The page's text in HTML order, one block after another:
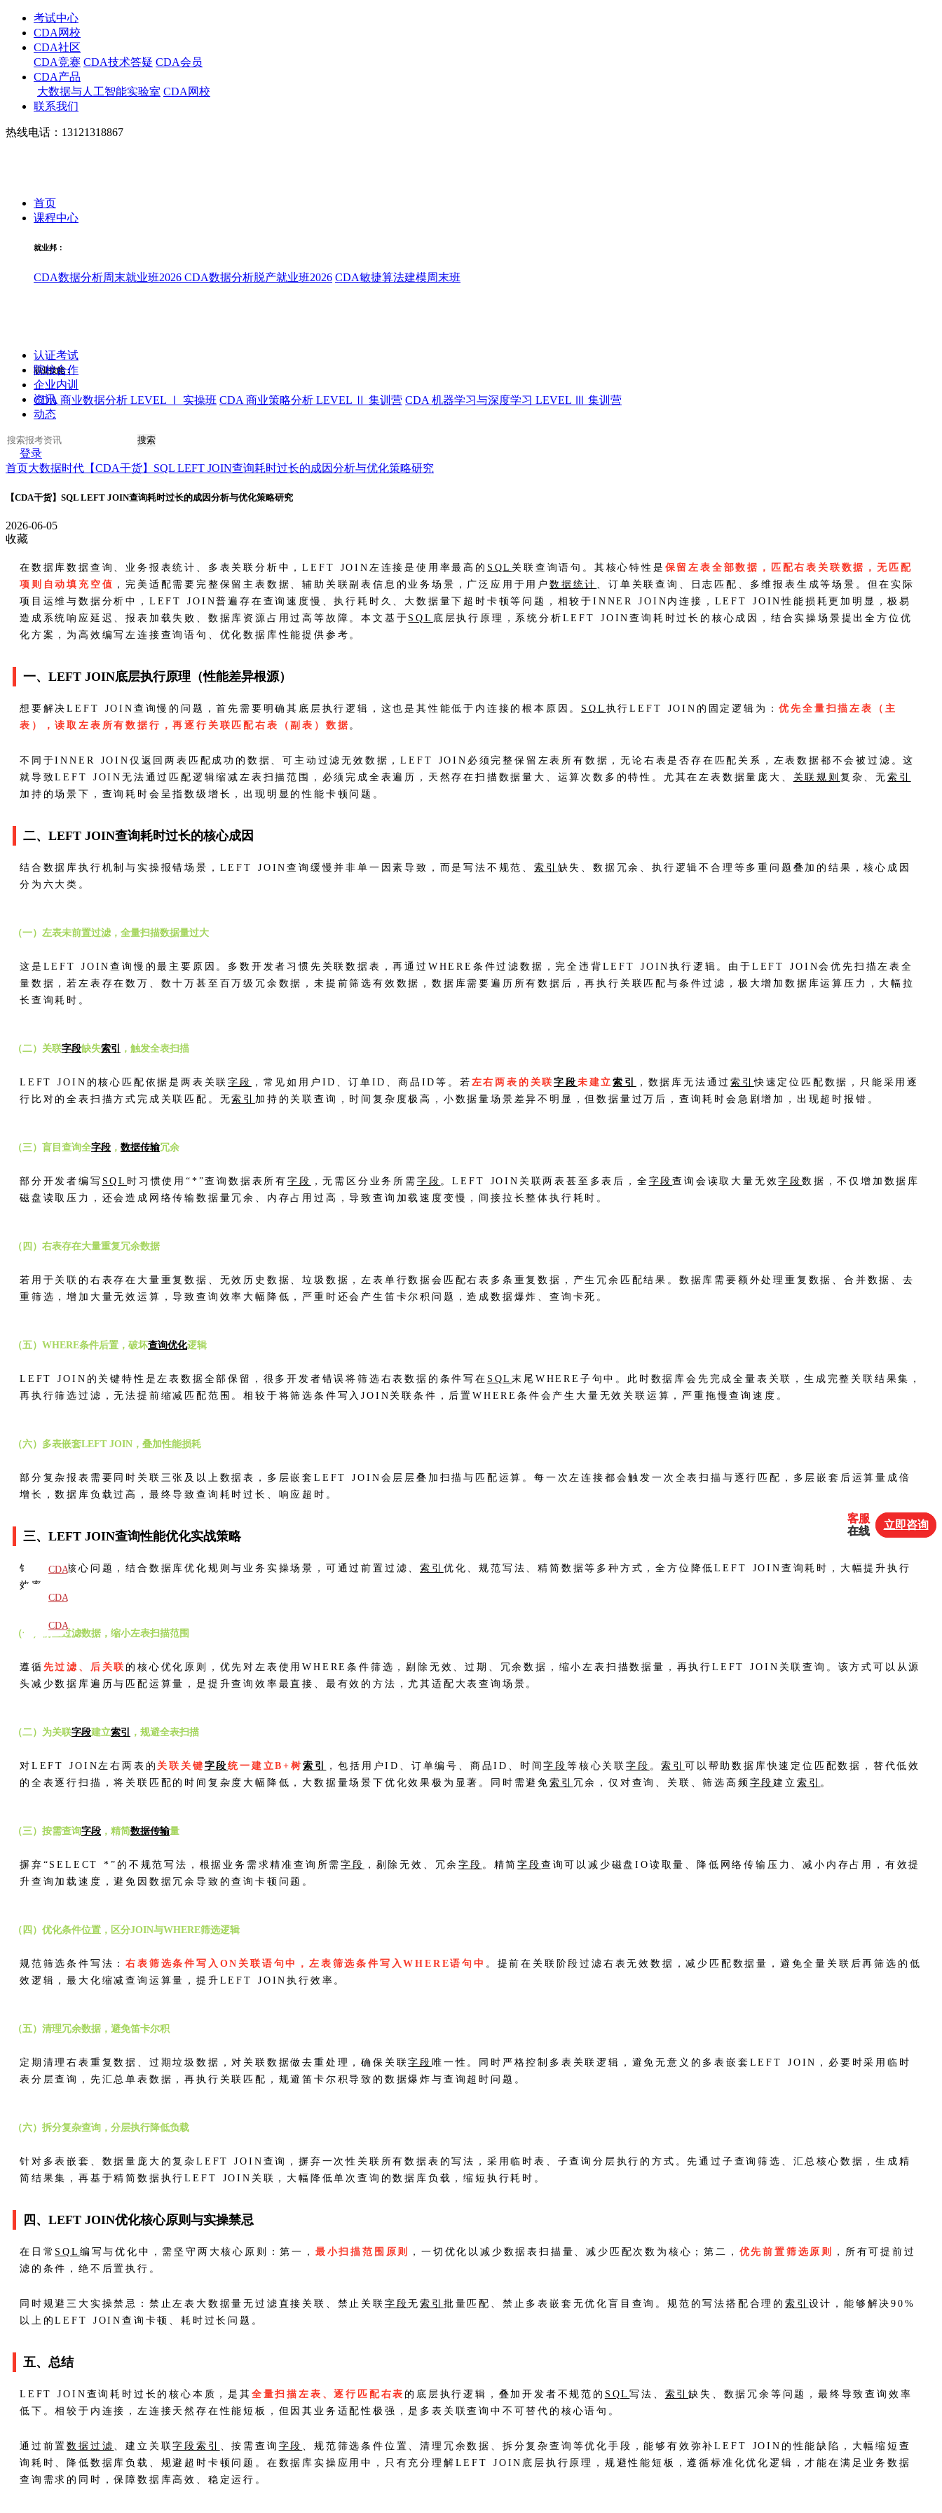
考试中心
CDA网校
CDA社区
CDA竞赛 CDA技术答疑 CDA会员
CDA产品
大数据与人工智能实验室 CDA网校
联系我们
热线电话：13121318867
首页
课程中心
就业邦：
CDA数据分析周末就业班2026 CDA数据分析脱产就业班2026 CDA敏捷算法建模周末班
职业技能：
CDA 商业数据分析 LEVEL Ⅰ 实操班 CDA 商业策略分析 LEVEL Ⅱ 集训营 CDA 机器学习与深度学习 LEVEL Ⅲ 集训营
认证考试
院校合作
企业内训
资讯
动态
搜索
登录
首页大数据时代 【CDA干货】SQL LEFT JOIN查询耗时过长的成因分析与优化策略研究
【CDA干货】SQL LEFT JOIN查询耗时过长的成因分析与优化策略研究
2026-06-05
收藏
在数据库数据查询、业务报表统计、多表关联分析中，LEFT JOIN左连接是使用率最高的 SQL 关联查询语句。其核心特性是 保留左表全部数据，匹配右表关联数据，无匹配
项则自动填充空值 ，完美适配需要完整保留主表数据、辅助关联副表信息的业务场景，广泛应用于用户数据统计 、订单关联查询、日志匹配、多维报表生成等场景。但在实际
项目运维与数据分析中，LEFT JOIN普遍存在查询速度慢、执行耗时久、大数据量下超时卡顿等问题，相较于INNER JOIN内连接，LEFT JOIN性能损耗更加明显，极易
造成系统响应延迟、报表加载失败、数据库资源占用过高等故障。本文基于 SQL 底层执行原理，系统分析LEFT JOIN查询耗时过长的核心成因，结合实操场景提出全方位优
化方案，为高效编写左连接查询语句、优化数据库性能提供参考。
一、LEFT JOIN底层执行原理（性能差异根源）
想要解决LEFT JOIN查询慢的问题，首先需要明确其底层执行逻辑，这也是其性能低于内连接的根本原因。 SQL 执行LEFT JOIN的固定逻辑为：优先全量扫描左表（主
表），读取左表所有数据行，再逐行关联匹配右表（副表）数据。
不同于INNER JOIN仅返回两表匹配成功的数据、可主动过滤无效数据，LEFT JOIN必须完整保留左表所有数据，无论右表是否存在匹配关系，左表数据都不会被过滤。这
就导致LEFT JOIN无法通过匹配逻辑缩减左表扫描范围，必须完成全表遍历，天然存在扫描数据量大、运算次数多的特性。尤其在左表数据量庞大、 关联规则 复杂、无索引
加持的场景下，查询耗时会呈指数级增长，出现明显的性能卡顿问题。
二、LEFT JOIN查询耗时过长的核心成因
结合数据库执行机制与实操报错场景，LEFT JOIN查询缓慢并非单一因素导致，而是写法不规范、 索引 缺失、数据冗余、执行逻辑不合理等多重问题叠加的结果，核心成因
分为六大类。
（一）左表未前置过滤，全量扫描数据量过大
这是LEFT JOIN查询慢的最主要原因。多数开发者习惯先关联数据表，再通过WHERE条件过滤数据，完全违背LEFT JOIN执行逻辑。由于LEFT JOIN会优先扫描左表全
量数据，若左表存在数万、数十万甚至百万级冗余数据，未提前筛选有效数据，数据库需要遍历所有数据后，再执行关联匹配与条件过滤，极大增加数据库运算压力，大幅拉
长查询耗时。
（二）关联字段缺失索引 ，触发全表扫描
LEFT JOIN的核心匹配依据是两表关联字段 ，常见如用户ID、订单ID、商品ID等。若 左右两表的关联字段 未建立索引 ，数据库无法通过索引快速定位匹配数据，只能采用逐
行比对的全表扫描方式完成关联匹配。无索引 加持的关联查询，时间复杂度极高，小数据量场景差异不明显，但数据量过万后，查询耗时会急剧增加，出现超时报错。
（三）盲目查询全字段 ， 数据传输冗余
部分开发者编写 SQL 时习惯使用“*”查询数据表所有字段 ，无需区分业务所需 字段 。LEFT JOIN关联两表甚至多表后，全 字段查询会读取大量无效字段数据，不仅增加数据库
磁盘读取压力，还会造成网络传输数据量冗余、内存占用过高，导致查询加载速度变慢，间接拉长整体执行耗时。
（四）右表存在大量重复冗余数据
若用于关联的右表存在大量重复数据、无效历史数据、垃圾数据，左表单行数据会匹配右表多条重复数据，产生冗余匹配结果。数据库需要额外处理重复数据、合并数据、去
重筛选，增加大量无效运算，导致查询效率大幅降低，严重时还会产生笛卡尔积问题，造成数据爆炸、查询卡死。
（五）WHERE条件后置，破坏查询优化逻辑
LEFT JOIN的关键特性是左表数据全部保留，很多开发者错误将筛选右表数据的条件写在 SQL末尾WHERE子句中。此时数据库会先完成全量表关联，生成完整关联结果集，
再执行筛选过滤，无法提前缩减匹配范围。相较于将筛选条件写入JOIN关联条件，后置WHERE条件会产生大量无效关联运算，严重拖慢查询速度。
（六）多表嵌套LEFT JOIN，叠加性能损耗
部分复杂报表需要同时关联三张及以上数据表，多层嵌套LEFT JOIN会层层叠加扫描与匹配运算。每一次左连接都会触发一次全表扫描与逐行匹配，多层嵌套后运算量成倍
增长，数据库负载过高，最终导致查询耗时过长、响应超时。
三、LEFT JOIN查询性能优化实战策略
针对上述核心问题，结合数据库优化规则与业务实操场景，可通过前置过滤、索引 优化、规范写法、精简数据等多种方式，全方位降低LEFT JOIN查询耗时，大幅提升执行
效率。
（一）前置过滤数据，缩小左表扫描范围
遵循 先过滤、后关联 的核心优化原则，优先对左表使用WHERE条件筛选，剔除无效、过期、冗余数据，缩小左表扫描数据量，再执行LEFT JOIN关联查询。该方式可以从源
头减少数据库遍历与匹配运算量，是提升查询效率最直接、最有效的方法，尤其适配大表查询场景。
（二）为关联字段建立索引 ，规避全表扫描
对LEFT JOIN左右两表的 关联关键 字段统一建立B+树 索引 ，包括用户ID、订单编号、商品ID、时间字段等核心关联字段 。索引可以帮助数据库快速定位匹配数据，替代低效
的全表逐行扫描，将关联匹配的时间复杂度大幅降低，大数据量场景下优化效果极为显著。同时需避免 索引 冗余，仅对查询、关联、筛选高频 字段建立 索引 。
（三）按需查询字段 ，精简数据传输量
摒弃“SELECT *”的不规范写法，根据业务需求精准查询所需字段 ，剔除无效、冗余字段 。精简字段 查询可以减少磁盘IO读取量、降低网络传输压力、减小内存占用，有效提
升查询加载速度，避免因数据冗余导致的查询卡顿问题。
（四）优化条件位置，区分JOIN与WHERE筛选逻辑
规范筛选条件写法：右表筛选条件写入ON关联语句中，左表筛选条件写入WHERE语句中 。提前在关联阶段过滤右表无效数据，减少匹配数据量，避免全量关联后再筛选的低
效逻辑，最大化缩减查询运算量，提升LEFT JOIN执行效率。
（五）清理冗余数据，避免笛卡尔积
定期清理右表重复数据、过期垃圾数据，对关联数据做去重处理，确保关联字段唯一性。同时严格控制多表关联逻辑，避免无意义的多表嵌套LEFT JOIN，必要时采用临时
表分层查询，先汇总单表数据，再执行关联匹配，规避笛卡尔积导致的数据爆炸与查询超时问题。
（六）拆分复杂查询，分层执行降低负载
针对多表嵌套、数据量庞大的复杂LEFT JOIN查询，摒弃一次性关联所有数据表的写法，采用临时表、子查询分层执行的方式。先通过子查询筛选、汇总核心数据，生成精
简结果集，再基于精简数据执行LEFT JOIN关联，大幅降低单次查询的数据库负载，缩短执行耗时。
四、LEFT JOIN优化核心原则与实操禁忌
在日常 SQL 编写与优化中，需坚守两大核心原则：第一， 最小扫描范围原则 ，一切优化以减少数据表扫描量、减少匹配次数为核心；第二， 优先前置筛选原则
，所有可提前过
滤的条件，绝不后置执行。
同时规避三大实操禁忌：禁止左表大数据量无过滤直接关联、禁止关联 字段无索引 批量匹配、禁止多表嵌套无优化盲目查询。规范的写法搭配合理的索引 设计，能够解决90%
以上的LEFT JOIN查询卡顿、耗时过长问题。
五、总结
LEFT JOIN查询耗时过长的核心本质，是其 全量扫描左表、逐行匹配右表 的底层执行逻辑，叠加开发者不规范的 SQL写法、 索引缺失、数据冗余等问题，最终导致查询效率
低下。相较于内连接，左连接天然存在性能短板，但因其业务适配性极强，是多表关联查询中不可替代的核心语句。
通过前置数据过滤 、建立关联字段索引 、按需查询 字段 、规范筛选条件位置、清理冗余数据、拆分复杂查询等优化手段，能够有效弥补LEFT JOIN的性能缺陷，大幅缩短查
询耗时、降低数据库负载、规避超时卡顿问题。在数据库实操应用中，只有充分理解LEFT JOIN底层执行原理，规避性能短板，遵循标准化优化逻辑，才能在满足业务数据
查询需求的同时，保障数据库高效、稳定运行。
CDA
教材
CDA
题库
CDA
客服
在线
立即咨询
客服
在线
立即咨询